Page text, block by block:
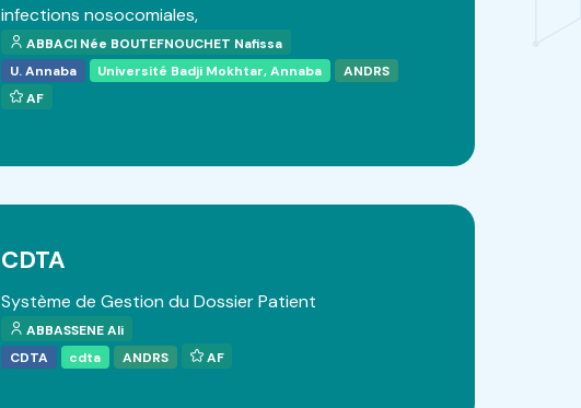
infections nosocomiales,
ABBACI Née BOUTEFNOUCHET Nafissa
U. Annaba
Université Badji Mokhtar, Annaba
ANDRS
AF
CDTA
Système de Gestion du Dossier Patient
ABBASSENE Ali
CDTA
cdta ANDRS AF